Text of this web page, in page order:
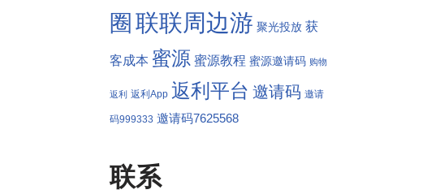
圈 联联周边游 聚光投放 获
客成本 蜜源 蜜源教程 蜜源邀请码 购物
返利 返利App 返利平台 邀请码 邀请
码999333 邀请码7625568
联系